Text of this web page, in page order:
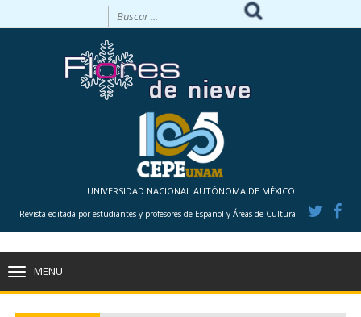
UNIVERSIDAD NACIONAL AUTÓNOMA DE MÉXICO
Revista editada por estudiantes y profesores de Español y Áreas de Cultura
MENU